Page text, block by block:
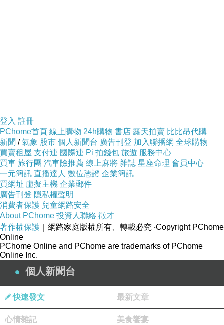
登入 註冊
PChome首頁 線上購物 24h購物 書店 露天拍賣 比比昂代購
新聞 /氣象 股市 個人新聞台 廣告刊登 加入聯播網 全球購物
買賣租屋 支付連 國際連 Pi 拍錢包 旅遊 服務中心
買車 旅行團 汽車險推薦 線上麻將 雜誌 星座命理 會員中心
一元簡訊 直播達人 數位憑證 企業簡訊
買網址 虛擬主機 企業郵件
廣告刊登 隱私權聲明
消費者保護 兒童網路安全
About PChome 投資人聯絡 徵才
著作權保護 ｜網路家庭版權所有、轉載必究 ‧Copyright PChome
Online
PChome Online and PChome are trademarks of PChome
Online Inc.
個人新聞台
快速發文 最新文章
心情雜記 美食饗宴